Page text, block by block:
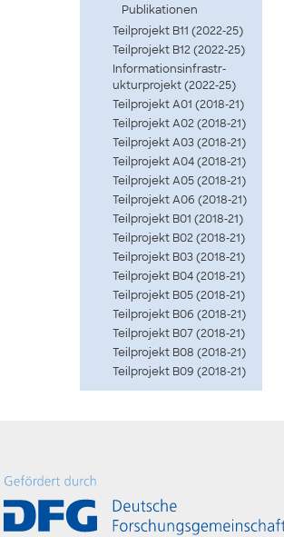
Publikationen
Teilprojekt B11 (2022-25)
Teilprojekt B12 (2022-25)
Infor­matio­nsinf­rastr­
uktur­proje­kt (2022-25)
Teilprojekt A01 (2018-21)
Teilprojekt A02 (2018-21)
Teilprojekt A03 (2018-21)
Teilprojekt A04 (2018-21)
Teilprojekt A05 (2018-21)
Teilprojekt A06 (2018-21)
Teilprojekt B01 (2018-21)
Teilprojekt B02 (2018-21)
Teilprojekt B03 (2018-21)
Teilprojekt B04 (2018-21)
Teilprojekt B05 (2018-21)
Teilprojekt B06 (2018-21)
Teilprojekt B07 (2018-21)
Teilprojekt B08 (2018-21)
Teilprojekt B09 (2018-21)